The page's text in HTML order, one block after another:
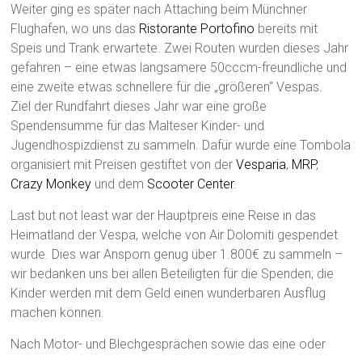
Weiter ging es später nach Attaching beim Münchner
Flughafen, wo uns das Ristorante Portofino bereits mit
Speis und Trank erwartete. Zwei Routen wurden dieses Jahr
gefahren – eine etwas langsamere 50cccm-freundliche und
eine zweite etwas schnellere für die „größeren“ Vespas.
Ziel der Rundfahrt dieses Jahr war eine große
Spendensumme für das Malteser Kinder- und
Jugendhospizdienst zu sammeln. Dafür wurde eine Tombola
organisiert mit Preisen gestiftet von derVesparia, MRP,
Crazy Monkey und dem Scooter Center.
Last but not least war der Hauptpreis eine Reise in das
Heimatland der Vespa, welche von Air Dolomiti gespendet
wurde. Dies war Ansporn genug über 1.800€ zu sammeln –
wir bedanken uns bei allen Beteiligten für die Spenden; die
Kinder werden mit dem Geld einen wunderbaren Ausflug
machen können.
Nach Motor- und Blechgesprächen sowie das eine oder